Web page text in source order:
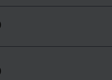
: contactez-nous pour y
Oui, nous organisons les
mettons en lumière ses
Bien sûr. Nos consultants